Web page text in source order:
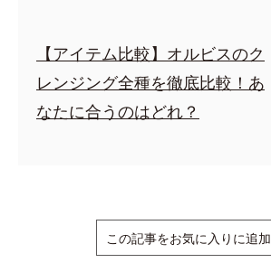
【アイテム比較】オルビスのク
レンジング全種を徹底比較！あ
なたに合うのはどれ？
この記事をお気に入りに追加